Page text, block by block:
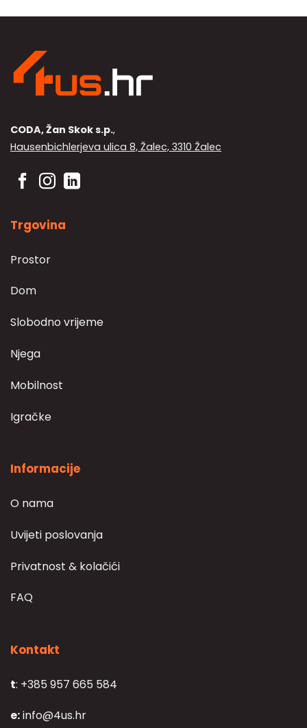
CODA, Žan Skok s.p.,
Hausenbichlerjeva ulica 8, Žalec, 3310 Žalec
Trgovina
Prostor
Dom
Slobodno vrijeme
Njega
Mobilnost
Igračke
Informacije
O nama
Uvijeti poslovanja
Privatnost & kolačići
FAQ
Kontakt
t: +385 957 665 584
e:info@4us.hr